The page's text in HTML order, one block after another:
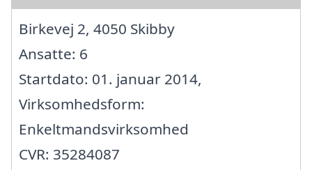
Birkevej 2, 4050 Skibby
Ansatte: 6
Startdato: 01. januar 2014,
Virksomhedsform:
Enkeltmandsvirksomhed
CVR: 35284087